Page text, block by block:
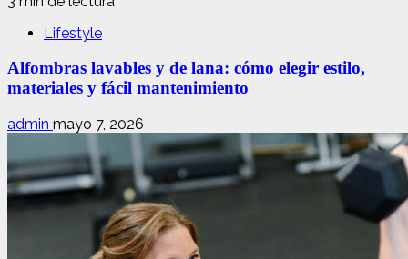
Lifestyle
Alfombras lavables y de lana: cómo elegir estilo,
materiales y fácil mantenimiento
admin mayo 7, 2026